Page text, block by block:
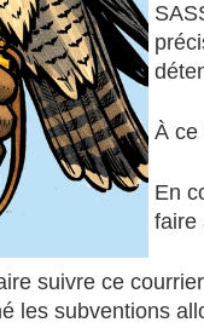
À ce
En
faire
suivre ce
les subventions